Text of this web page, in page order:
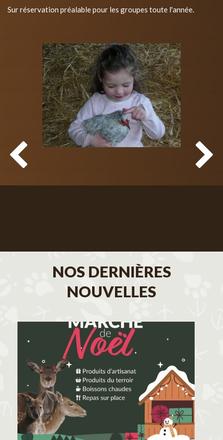
Sur réservation préalable pour les groupes toute l'année.
NOS DERNIÈRES
NOUVELLES